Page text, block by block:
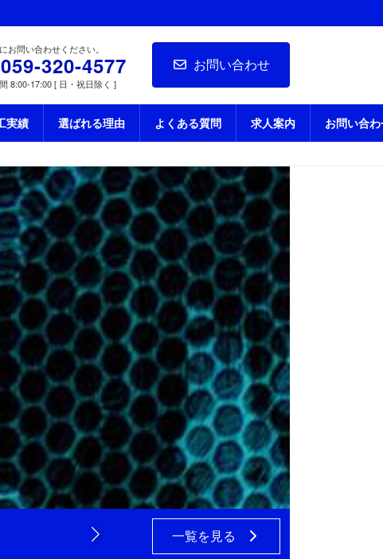
お問い合わせください。
059-320-4577
8:00-17:00 [ 日・祝日除く ]
お問い合わせ
実績 選ばれる理由 よくある質問 求人案内 お問い合
の株式会社安藤建設
人情報について、個人情報保護に関する法令およ
な保護に努めてまいります。
2024年4月23日
一覧を見る